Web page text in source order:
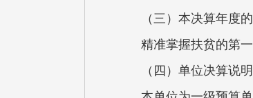
（三）本决算年度
精准掌握扶贫的第
（四）单位决算说明